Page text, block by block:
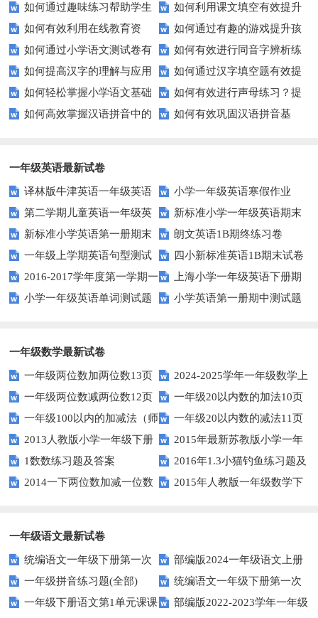
汉字？
习提高孩子的语言表达能力？
如何通过趣味练习帮助学生
掌握反义词匹配？
如何利用课文填空有效提升
语文成绩？
如何有效利用在线教育资
源？
如何通过有趣的游戏提升孩
子的句子补全技巧？
如何通过小学语文测试卷有
效提高孩子的阅读与写作技能？
如何有效进行同音字辨析练
习？这些方法让你事半功倍！
如何提高汉字的理解与应用
能力？这里有妙招！
如何通过汉字填空题有效提
升小学生的汉字书写能力？
如何轻松掌握小学语文基础
知识？
如何有效进行声母练习？提
升发音技巧有妙招！
如何高效掌握汉语拼音中的
如何有效巩固汉语拼音基
一年级英语最新试卷
译林版牛津英语一年级英语
1AB测试卷
小学一年级英语寒假作业
第二学期儿童英语一年级英
语期末试卷
新标准小学一年级英语期末
质量检测题
新标准小学英语第一册期末
测试题
朗文英语1B期终练习卷
一年级上学期英语句型测试
题
四小新标准英语1B期末试卷
2016-2017学年度第一学期一
起一年级英语期中试卷
上海小学一年级英语下册期
中试卷
小学一年级英语单词测试题 小学英语第一册期中测试题
一年级数学最新试卷
一年级两位数加两位数13页
2024-2025学年一年级数学上
册期末素养测评卷（考试版A4
人教版）
一年级两位数减两位数12页
一年级20以内数的加法10页
一年级100以内的加减法（师
版）
一年级20以内数的减法11页
2013人教版小学一年级下册
第三单元整理与复习（一）练习
题
2015年最新苏教版小学一年
级数学下册第一次月考试卷
1数数练习题及答案
2016年1.3小猫钓鱼练习题及
答案
2014一下两位数加减一位数
2015年人教版一年级数学下
一年级语文最新试卷
统编语文一年级下册第一次
月考测试题7
部编版2024一年级语文上册
第一单元检测卷
一年级拼音练习题(全部)
统编语文一年级下册第一次
月考测试题6
一年级下册语文第1单元课课
部编版2022-2023学年一年级